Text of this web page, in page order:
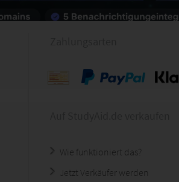
Wie funktioniert das?
Jetzt Verkäufer werden